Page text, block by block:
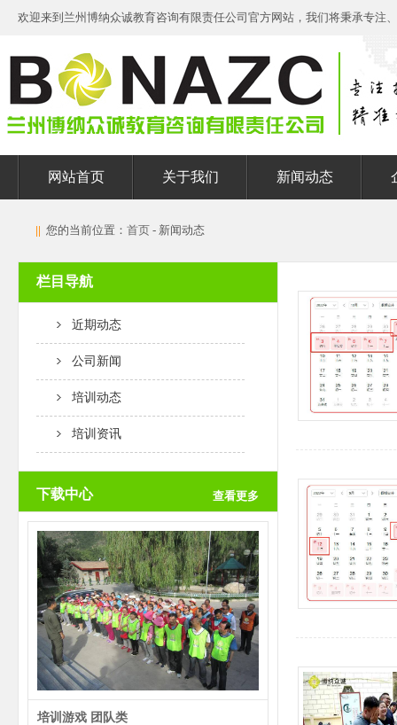
欢迎来到兰州博纳众诚教育咨询有限责任公司官方网站，我们将秉承专注
网站首页 关于我们 新闻动态
|| 您的当前位置： 首页 - 新闻动态
栏目导航
近期动态
公司新闻
培训动态
培训资讯
下载中心 查看更多
团队创意是一个团队取得成功的根
本前提，而个人创意是团…
培训游戏 团队类